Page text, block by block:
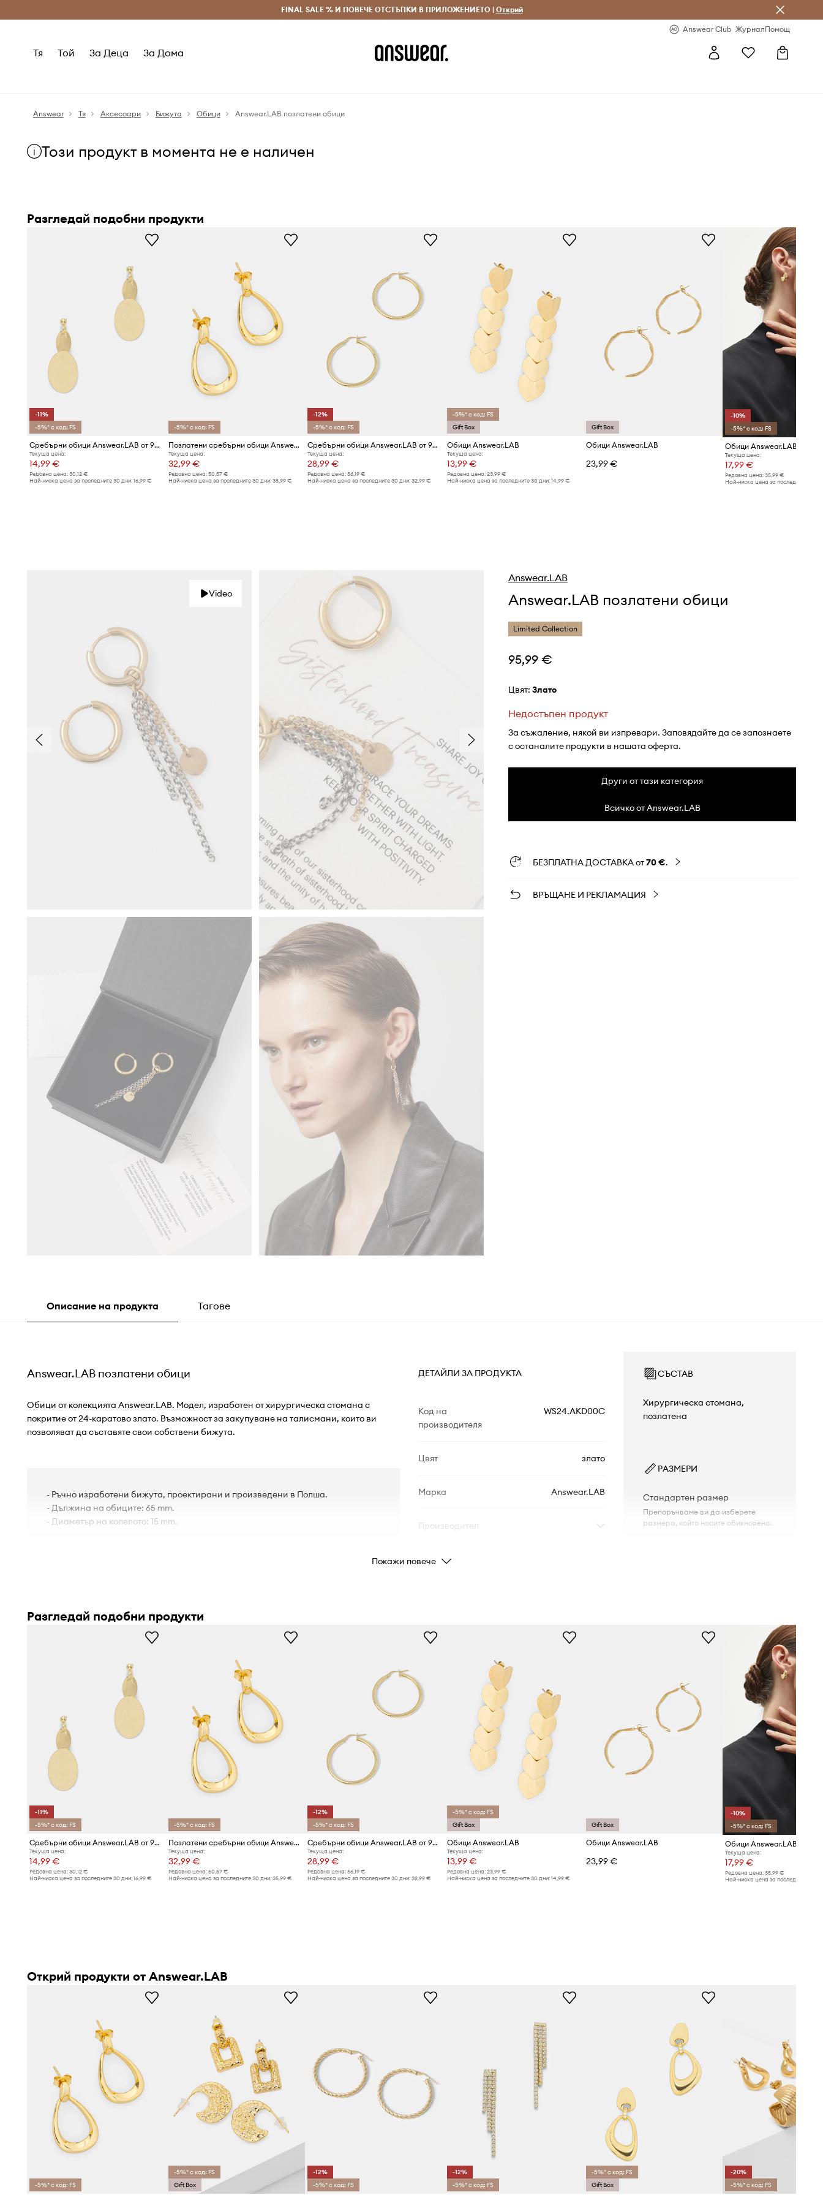
Безплатни доставка и връщане за поръчки над 70 EUR Доставка 1-5 дни
FINAL SALE % И ПОВЕЧЕ ОТСТЪПКИ В ПРИЛОЖЕНИЕТО | Открий
Answear Club ЖурналПомощ
Тя Той За Деца За Дома
Answear Тя Аксесоари Бижута Обици Answear.LAB позлатени обици
Този продукт в момента не е наличен
Разгледай подобни продукти
-11%
-5%* с код: FS
Сребърни обици Answear.LAB от 925 сребро, покрити с 18-каратово злато
Текуща цена:
14,99 €
Редовна цена: 30,12 €
Най-ниска цена за последните 30 дни: 16,99 €
-5%* с код: FS
Позлатени сребърни обици Answear.LAB
Текуща цена:
32,99 €
Редовна цена:50,57 €
Най-ниска цена за последните 30 дни:35,99 €
-12%
-5%* с код: FS
Сребърни обици Answear.LAB от 925 сребро, покрити с 18-каратово злато
Текуща цена:
28,99 €
Редовна цена: 56,19 €
Най-ниска цена за последните 30 дни: 32,99 €
-5%* с код: FS
Gift Box
Обици Answear.LAB
Текуща цена:
13,99 €
Редовна цена: 23,99 €
Най-ниска цена за последните 30 дни: 14,99 €
Gift Box
Обици Answear.LAB
23,99 €
-10%
-5%* с код: FS
Обици Answear.LAB (2
Текуща цена:
17,99 €
Редовна цена: 35,99 €
Най-ниска цена за последните 30
Video
Answear.LAB
Answear.LAB позлатени обици
Limited Collection
95,99 €
Цвят: злато
Недостъпен продукт
За съжаление, някой ви изпревари. Заповядайте да се запознаете
с останалите продукти в нашата оферта.
Други от тази категория
Всичко от Answear.LAB
БЕЗПЛАТНА ДОСТАВКА от70 €.
ВРЪЩАНЕ И РЕКЛАМАЦИЯ
Описание на продукта Тагове
Answear.LAB позлатени обици
Обици от колекцията Answear.LAB. Модел, изработен от хирургическа стомана с
покритие от 24-каратово злато. Възможност за закупуване на талисмани, които ви
позволяват да съставяте свои собствени бижута.
- Ръчно изработени бижута, проектирани и произведени в Полша.
- Дължина на обиците: 65 mm.
- Диаметър на колелото: 15 mm.
ДЕТАЙЛИ ЗА ПРОДУКТА
Код на
производителя
WS24.AKD00C
Цвят злато
Марка Answear.LAB
Производител
Код на продукта
СЪСТАВ
Хирургическа стомана,
позлатена
РАЗМЕРИ
Стандартен размер
Препоръчваме ви да изберете
размера, който носите обикновено.
Покажи повече
Разгледай подобни продукти
-11%
-5%* с код: FS
Сребърни обици Answear.LAB от 925 сребро, покрити с 18-каратово злато
Текуща цена:
14,99 €
Редовна цена: 30,12 €
Най-ниска цена за последните 30 дни: 16,99 €
-5%* с код: FS
Позлатени сребърни обици Answear.LAB
Текуща цена:
32,99 €
Редовна цена:50,57 €
Най-ниска цена за последните 30 дни:35,99 €
-12%
-5%* с код: FS
Сребърни обици Answear.LAB от 925 сребро, покрити с 18-каратово злато
Текуща цена:
28,99 €
Редовна цена: 56,19 €
Най-ниска цена за последните 30 дни: 32,99 €
-5%* с код: FS
Gift Box
Обици Answear.LAB
Текуща цена:
13,99 €
Редовна цена: 23,99 €
Най-ниска цена за последните 30 дни: 14,99 €
Gift Box
Обици Answear.LAB
23,99 €
-10%
-5%* с код: FS
Обици Answear.LAB (2
Текуща цена:
17,99 €
Редовна цена: 35,99 €
Най-ниска цена за последните 30
Открий продукти от Answear.LAB
-5%* с код: FS
-5%* с код: FS
Gift Box
-12%
-5%* с код: FS
-12%
-5%* с код: FS
-5%* с код: FS
Gift Box
-20%
-5%* с код: FS